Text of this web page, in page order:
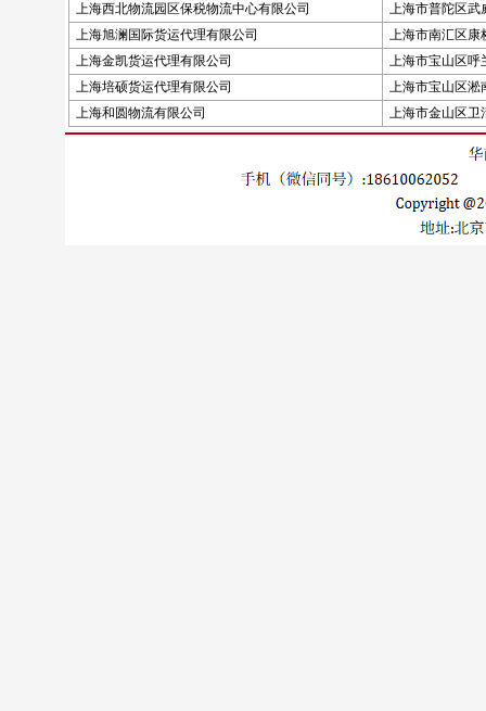
上海西北物流园区保税物流中心有限公司
上海市普陀区武
上海旭澜国际货运代理有限公司
上海市南汇区康
上海金凯货运代理有限公司
上海市宝山区呼
上海培硕货运代理有限公司
上海市宝山区淞
上海和圆物流有限公司
上海市金山区卫